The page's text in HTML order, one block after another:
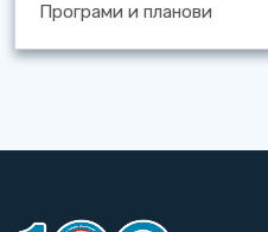
Програми и планови